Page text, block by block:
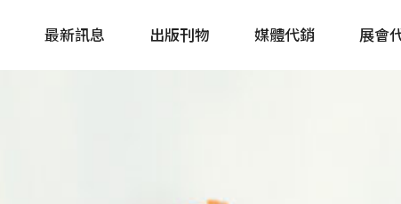
最新訊息 出版刊物 媒體代銷 展會